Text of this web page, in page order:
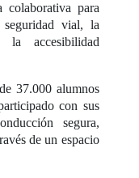
colaborativa para
seguridad vial, la
la accesibilidad
37.000 alumnos
con sus
segura,
de un espacio